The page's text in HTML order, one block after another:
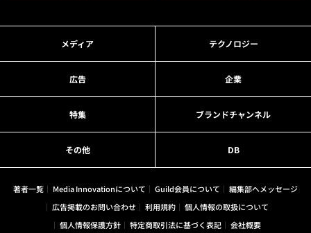
メディア テクノロジー
広告 企業
特集 ブランドチャンネル
その他 DB
著者一覧 Media Innovationについて Guild会員について
編集部へメッセージ
広告掲載のお問い合わせ
利用規約
個人情報の取扱について
個人情報保護方針
特定商取引法に基づく表記 会社概要